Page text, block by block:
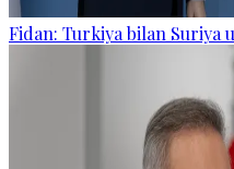
Fidan: Turkiya bilan Suriya